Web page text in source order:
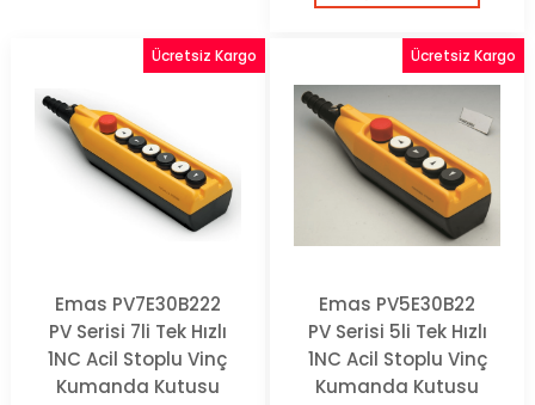
Emas PV7E30B222
PV Serisi 7li Tek Hızlı
1NC Acil Stoplu Vinç
Kumanda Kutusu
Ücretsiz Kargo
Emas PV5E30B22
PV Serisi 5li Tek Hızlı
1NC Acil Stoplu Vinç
Kumanda Kutusu
Ücretsiz Kargo